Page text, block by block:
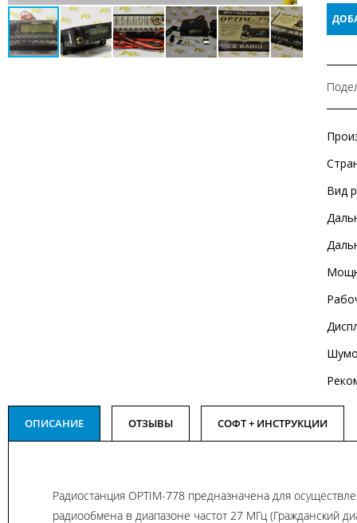
Вид
ОПИСАНИЕ ОТЗЫВЫ СОФТ + ИНСТРУКЦИИ
Радиостанция OPTIM-778 предназначена для
радиообмена в диапазоне частот 27 МГц (Гражданский